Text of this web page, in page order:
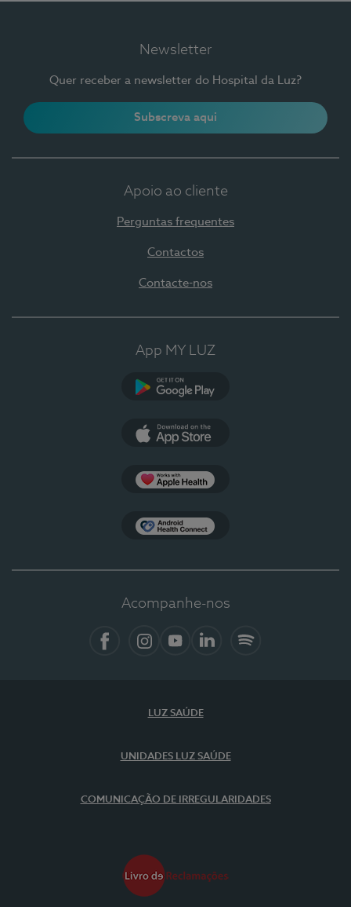
Newsletter
Quer receber a newsletter do Hospital da Luz?
Subscreva aqui
Apoio ao cliente
Perguntas frequentes
Contactos
Contacte-nos
App MY LUZ
Acompanhe-nos
LUZ SAÚDE
UNIDADES LUZ SAÚDE
COMUNICAÇÃO DE IRREGULARIDADES